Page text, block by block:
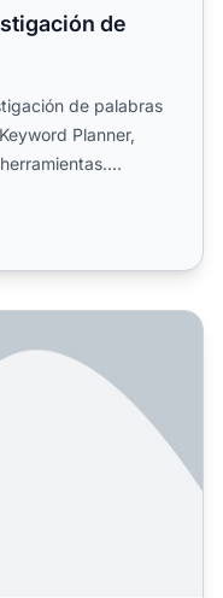
de
de palabras
Planner,
búsqueda? Guía